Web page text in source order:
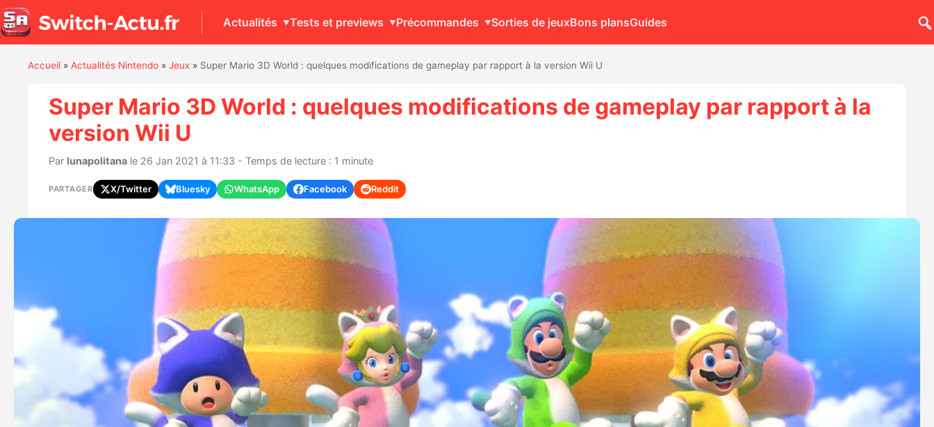
Actualités Tests et previews Précommandes Sorties de jeuxBons plansGuides
Accueil» Actualités Nintendo» Jeux» Super Mario 3D World : quelques modifications de gameplay par rapport à la version Wii U
Super Mario 3D World : quelques modifications de gameplay par rapport à la
version Wii U
Par lunapolitanale 26 Jan 2021 à 11:33 - Temps de lecture : 1 minute
PARTAGER X/Twitter Bluesky WhatsApp Facebook Reddit